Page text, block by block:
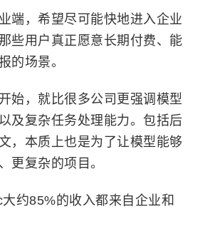
端，希望尽可能快地进入企业
些用户真正愿意长期付费、能
的场景。
始，就比很多公司更强调模型
及复杂任务处理能力。包括后
，本质上也是为了让模型能够
更复杂的项目。
约85%的收入都来自企业和